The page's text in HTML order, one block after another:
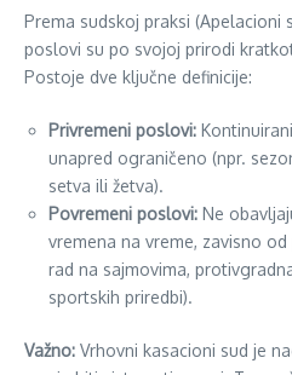
Prema sudskoj praksi (Apelacioni
poslovi su po svojoj prirodi
Postoje dve ključne definicije:
Privremeni poslovi:
unapred ograničeno (npr.
setva ili žetva).
Povremeni poslovi: Ne
vremena na vreme, zavisno
rad na sajmovima,
sportskih priredbi).
Važno: Vrhovni kasacioni sud je